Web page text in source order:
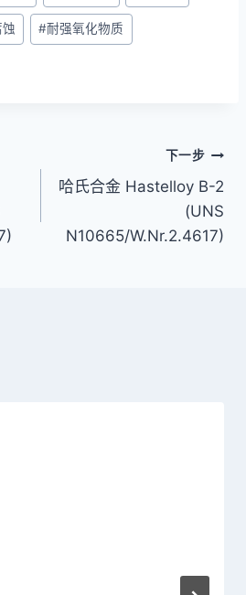
#耐强氧化物质
下一步
哈氏合金 Hastelloy B-2
(UNS
N10665/W.Nr.2.4617)